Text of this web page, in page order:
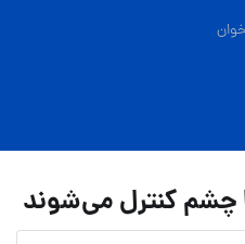
چشم کنترل می‌شوند